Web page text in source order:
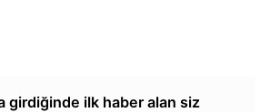
girdiğinde ilk haber alan siz